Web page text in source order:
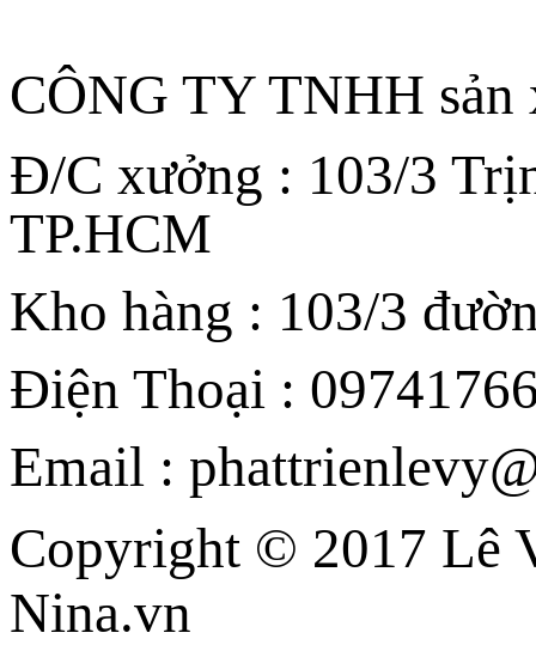
CÔNG TY TNHH sản
Đ/C xưởng : 103/3
TP.HCM
Kho hàng : 103/3
Điện Thoại :
Email :
Copyright © 2017 Lê
Nina.vn